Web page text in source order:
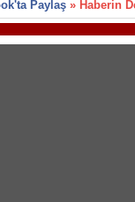
Paylaş » Haberin